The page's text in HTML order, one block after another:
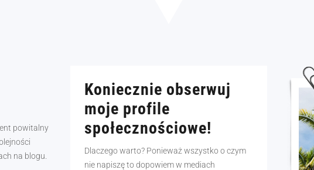
powitalny
na blogu.
Koniecznie obserwuj
moje profile
społecznościowe!
Dlaczego warto? Ponieważ wszystko o czym
nie napiszę to dopowiem w mediach